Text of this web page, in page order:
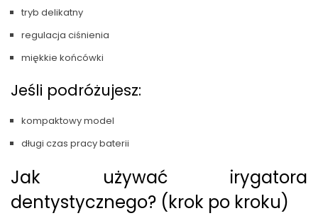
tryb delikatny
regulacja ciśnienia
miękkie końcówki
Jeśli podróżujesz:
kompaktowy model
długi czas pracy baterii
Jak używać irygatora
dentystycznego? (krok po kroku)